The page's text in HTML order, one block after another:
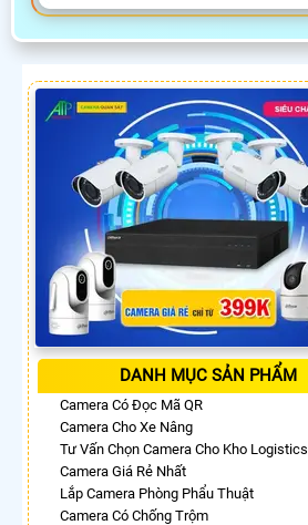
DANH MỤC SẢN PHẨM
Camera Có Đọc Mã QR
Camera Cho Xe Nâng
Tư Vấn Chọn Camera Cho Kho Logistics
Camera Giá Rẻ Nhất
Lắp Camera Phòng Phẩu Thuật
Camera Có Chống Trộm